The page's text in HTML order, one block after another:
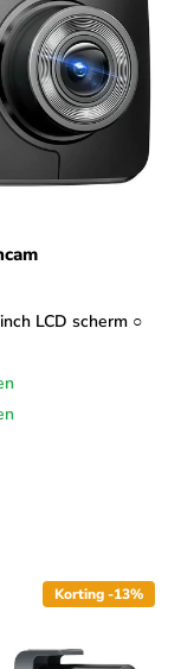
LCD scherm ○
Korting -13%